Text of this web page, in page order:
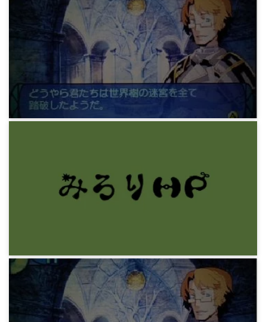
SSQ 13 第六階層
11年前
SSQ 14 エピローグ
ゲーム